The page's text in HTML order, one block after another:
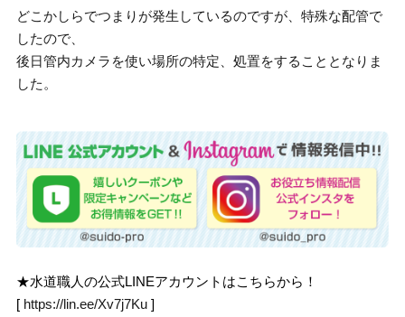
どこかしらでつまりが発生しているのですが、特殊な配管で
したので、
後日管内カメラを使い場所の特定、処置をすることとなりま
した。
★水道職人の公式LINEアカウントはこちらから！
[ https://lin.ee/Xv7j7Ku ]